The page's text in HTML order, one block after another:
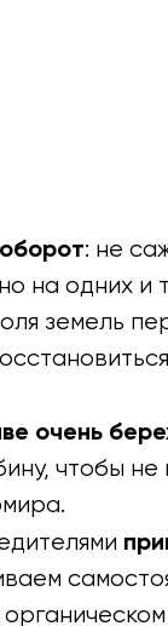
: не
на одних и
земель
очень
чтобы